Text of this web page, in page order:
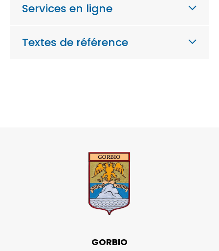
Services en ligne
Textes de référence
GORBIO